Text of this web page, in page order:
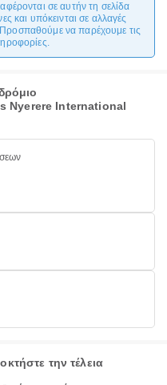
σε αυτήν τη σελίδα
και υπόκεινται σε αλλαγές
να παρέχουμε τις
Nyerere International
την τέλεια